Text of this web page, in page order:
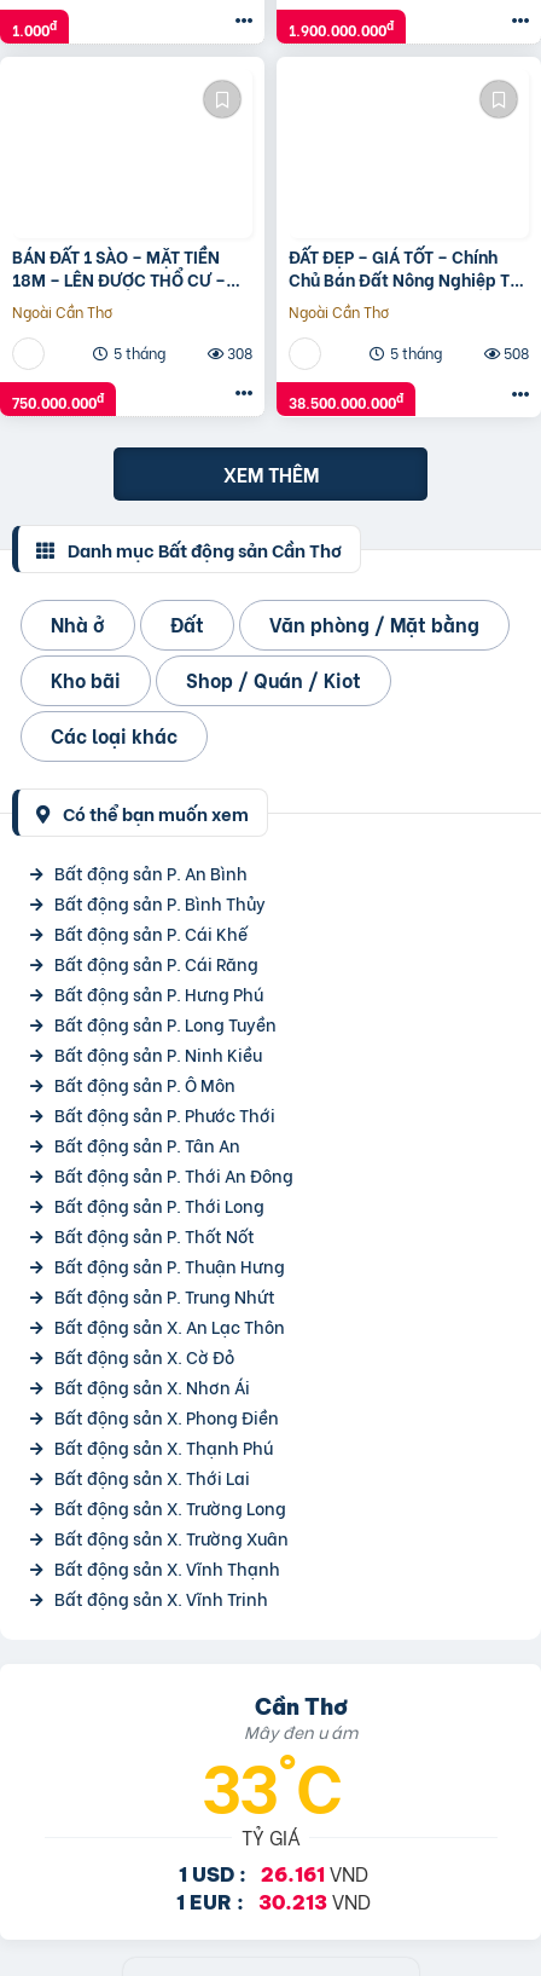
1.000đ 1.900.000.000đ
BÁN ĐẤT 1 SÀO – MẶT TIỀN
18M – LÊN ĐƯỢC THỔ CƯ –
VIEW HỒ An Khương
Ngoài Cần Thơ
5 tháng
308
750.000.000đ
ĐẤT ĐẸP – GIÁ TỐT – Chính
Chủ Bán Đất Nông Nghiệp Tại
Xã Long Thới, Nhà Bè, Tp Hồ
Chí Minh
Ngoài Cần Thơ
5 tháng
508
38.500.000.000đ
XEM THÊM
Danh mục Bất động sản Cần Thơ
Nhà ở Đất
Văn phòng / Mặt bằng
Kho bãi
Shop / Quán / Kiot
Các loại khác
Có thể bạn muốn xem
Bất động sản P. An Bình
Bất động sản P. Bình Thủy
Bất động sản P. Cái Khế
Bất động sản P. Cái Răng
Bất động sản P. Hưng Phú
Bất động sản P. Long Tuyền
Bất động sản P. Ninh Kiều
Bất động sản P. Ô Môn
Bất động sản P. Phước Thới
Bất động sản P. Tân An
Bất động sản P. Thới An Đông
Bất động sản P. Thới Long
Bất động sản P. Thốt Nốt
Bất động sản P. Thuận Hưng
Bất động sản P. Trung Nhứt
Bất động sản X. An Lạc Thôn
Bất động sản X. Cờ Đỏ
Bất động sản X. Nhơn Ái
Bất động sản X. Phong Điền
Bất động sản X. Thạnh Phú
Bất động sản X. Thới Lai
Bất động sản X. Trường Long
Bất động sản X. Trường Xuân
Bất động sản X. Vĩnh Thạnh
Bất động sản X. Vĩnh Trinh
Cần Thơ
Mây đen u ám
33°C
TỶ GIÁ
1 USD : 26.161VND
1 EUR : 30.213VND